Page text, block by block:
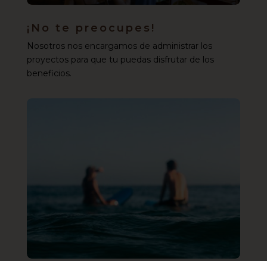
¡No te preocupes!
Nosotros nos encargamos de administrar los
proyectos para que tu puedas disfrutar de los
beneficios.